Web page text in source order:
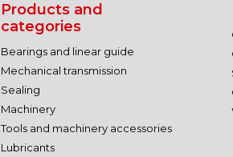
Products and
categories
Bearings and linear guide
Mechanical transmission
Sealing
Machinery
Tools and machinery accessories
Lubricants